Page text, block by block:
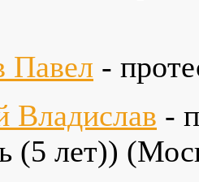
Павел -
Владислав -
(5 лет))